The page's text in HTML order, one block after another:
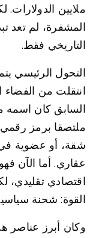
ملايين الدولارات.
المشفرة، لم تعد
التاريخي فقط.
التحول الرئيسي
انتقلت من الفضاء
السابق كان اسمه
ملتصقا برمز
شقة، أو عضوية
عقاري. أما الآن
اقتصادي تقليدي،
القوة: شحنة
وكان أبرز عناصر